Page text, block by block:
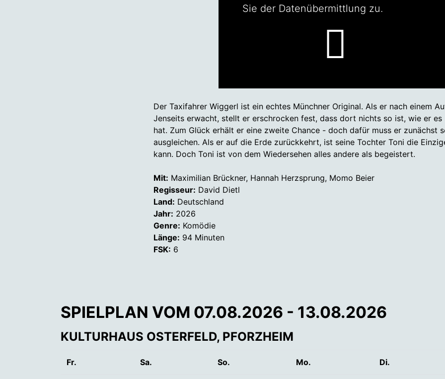
Sie der Datenübermittlung zu.
Der Taxifahrer Wiggerl ist ein echtes Münchner Original. Als er nach einem
Jenseits erwacht, stellt er erschrocken fest, dass dort nichts so ist, wie er
hat. Zum Glück erhält er eine zweite Chance - doch dafür muss er zunächst
ausgleichen. Als er auf die Erde zurückkehrt, ist seine Tochter Toni die
kann. Doch Toni ist von dem Wiedersehen alles andere als begeistert.
Mit: Maximilian Brückner, Hannah Herzsprung, Momo Beier
Regisseur: David Dietl
Land: Deutschland
Jahr: 2026
Genre: Komödie
Länge: 94 Minuten
FSK: 6
SPIELPLAN VOM 07.08.2026 - 13.08.2026
KULTURHAUS OSTERFELD, PFORZHEIM
Fr. Sa. So. Mo. Di.